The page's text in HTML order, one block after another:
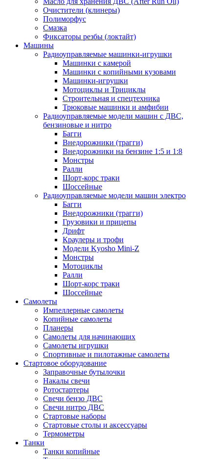
Очистители (клинеры)
Полиморфус
Смазка
Фиксаторы резбы (локтайт)
Машины
Радиоуправляемые машинки-игрушки
Машинки с камерой
Машинки с копийными кузовами
Машинки-игрушки
Мотоциклы и Трициклы
Строительная и спецтехника
Трюковые машинки и амфибии
Радиоуправляемые модели машин с ДВС,
бензиновые и нитро
Багги
Внедорожники (трагги)
Внедорожники на бензине 1:5 и 1:8
Монстры
Ралли
Шорт-корс траки
Шоссейные
Радиоуправляемые модели машин электро
Багги
Внедорожники (трагги)
Грузовики и прицепы
Дрифт
Краулеры и трофи
Модели Kyosho Mini-Z
Монстры
Мотоциклы
Ралли
Шорт-корс траки
Шоссейные
Самолеты
Импеллерные самолеты
Копийные самолеты
Планеры
Самолеты для начинающих
Самолеты игрушки
Спортивные и пилотажные самолеты
Стартовое оборудование
Заправочные бутылочки
Накалы свечи
Ротостартеры
Свечи бензо ДВС
Свечи нитро ДВС
Стартовые наборы
Стартовые столы и аксессуары
Термометры
Танки
Танки копийные